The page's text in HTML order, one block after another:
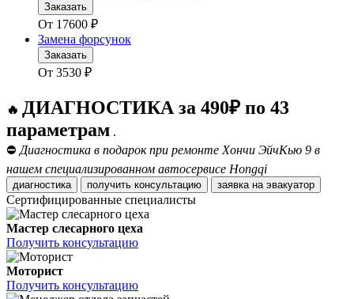
Заказать
От 17600 ₽
Замена форсунок
Заказать
От 3530 ₽
🔥 ДИАГНОСТИКА за 490₽ по 43
параметрам .
⛔ Диагностика в подарок при ремонте Хончи ЭйчКью 9 в
нашем специализированном автосервисе Hongqi
диагностика получить консультацию заявка на эвакуатор
Сертифицированные специалисты
Мастер слесарного цеха
Получить консультацию
Моторист
Получить консультацию